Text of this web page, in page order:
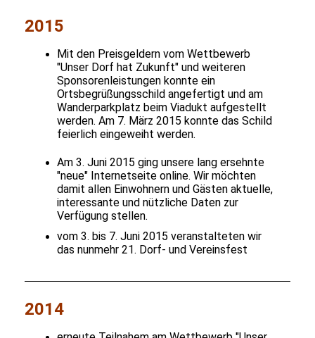
2015
Mit den Preisgeldern vom Wettbewerb
"Unser Dorf hat Zukunft" und weiteren
Sponsorenleistungen konnte ein
Ortsbegrüßungsschild angefertigt und am
Wanderparkplatz beim Viadukt aufgestellt
werden. Am 7. März 2015 konnte das Schild
feierlich eingeweiht werden.
Am 3. Juni 2015 ging unsere lang ersehnte
"neue" Internetseite online. Wir möchten
damit allen Einwohnern und Gästen aktuelle,
interessante und nützliche Daten zur
Verfügung stellen.
vom 3. bis 7. Juni 2015 veranstalteten wir
das nunmehr 21. Dorf- und Vereinsfest
2014